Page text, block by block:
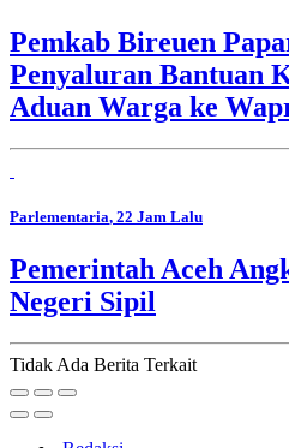
Pemkab Bireuen
Penyaluran Bantuan
Aduan Warga ke
Parlementaria, 22 Jam Lalu
Pemerintah Aceh
Negeri Sipil
Tidak Ada Berita Terkait